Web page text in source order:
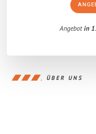
Angebotin
ÜBER UNS